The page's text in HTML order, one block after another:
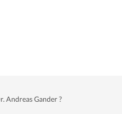
Andreas Gander ?